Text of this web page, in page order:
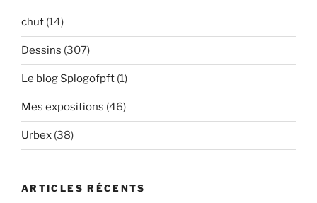
chut (14)
Dessins (307)
Le blog Splogofpft (1)
Mes expositions (46)
Urbex (38)
ARTICLES RÉCENTS